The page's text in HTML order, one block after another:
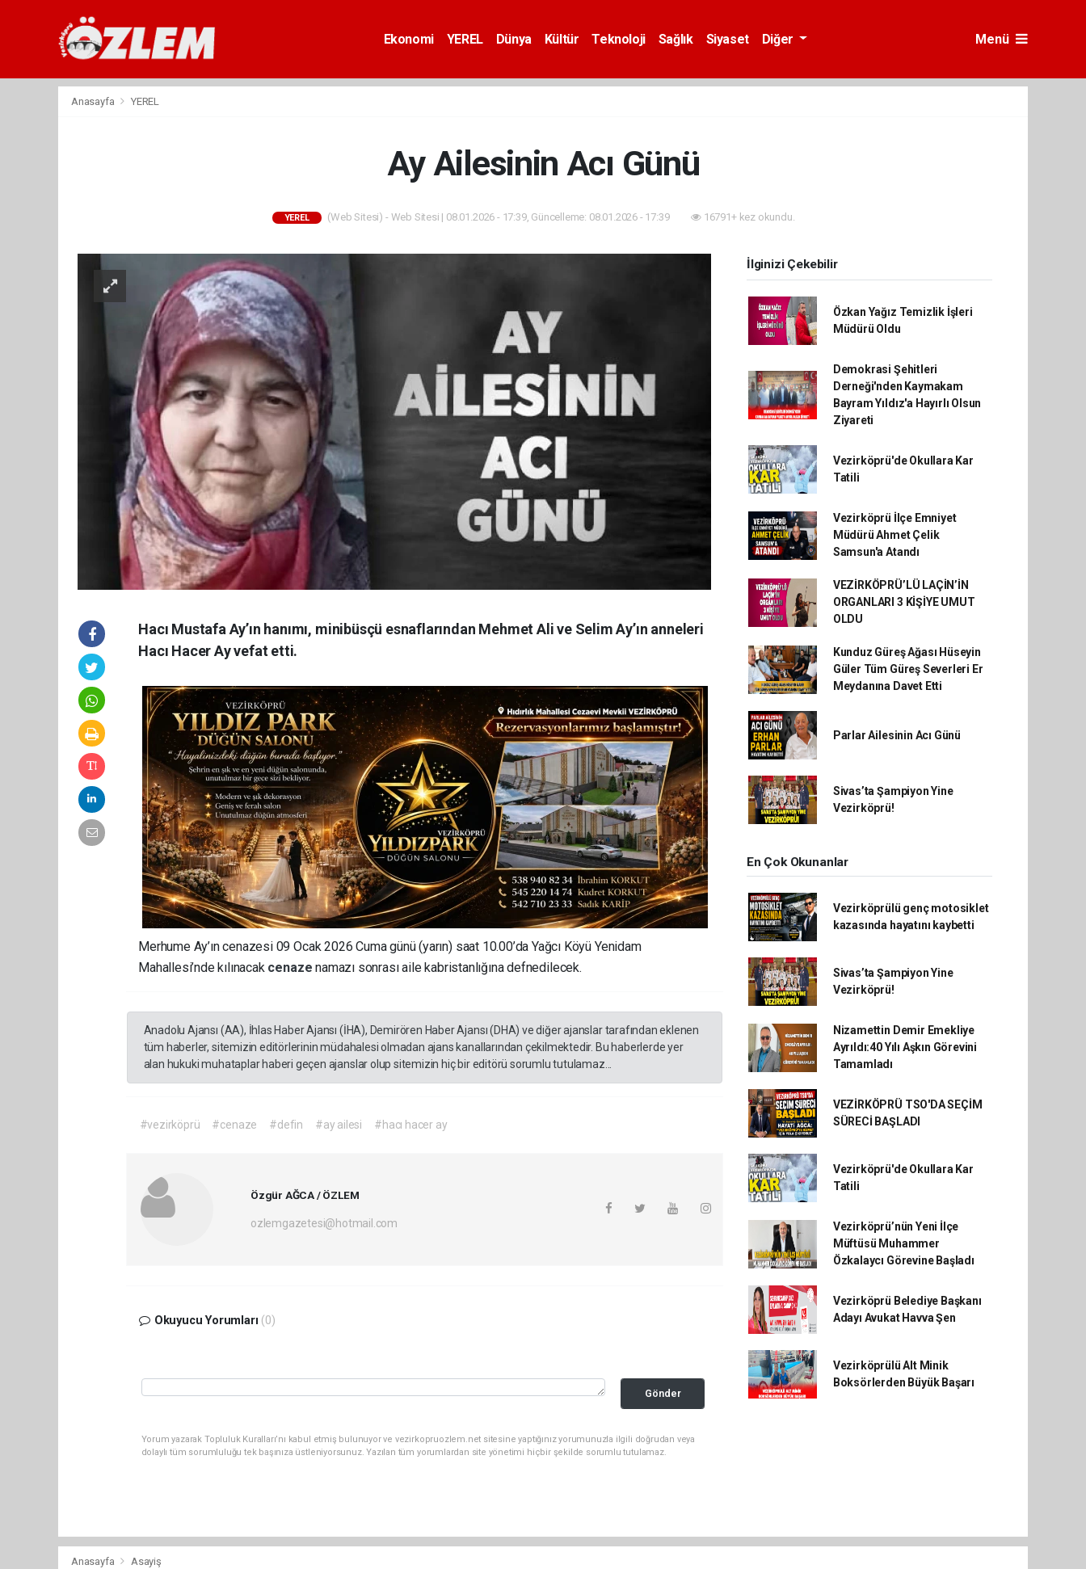
Ekonomi YEREL Dünya Kültür Teknoloji Sağlık Siyaset Diğer Menü
Anasayfa YEREL
Ay Ailesinin Acı Günü
YEREL (Web Sitesi) - Web Sitesi | 08.01.2026 - 17:39, Güncelleme: 08.01.2026 - 17:39 16791+ kez okundu.
Hacı Mustafa Ay’ın hanımı, minibüsçü esnaflarından Mehmet Ali ve Selim Ay’ın anneleri
Hacı Hacer Ay vefat etti.
Merhume Ay’ın cenazesi 09 Ocak 2026 Cuma günü (yarın) saat 10.00’da Yağcı Köyü Yenidam
Mahallesi’nde kılınacak cenazenamazı sonrası aile kabristanlığına defnedilecek.
Anadolu Ajansı (AA), İhlas Haber Ajansı (İHA), Demirören Haber Ajansı (DHA) ve diğer ajanslar tarafından eklenen
tüm haberler, sitemizin editörlerinin müdahalesi olmadan ajans kanallarından çekilmektedir. Bu haberlerde yer
alan hukuki muhataplar haberi geçen ajanslar olup sitemizin hiç bir editörü sorumlu tutulamaz...
#vezirköprü #cenaze #defin #ay ailesi #hacı hacer ay
Özgür AĞCA / ÖZLEM
ozlemgazetesi@hotmail.com
Okuyucu Yorumları (0)
Gönder
Yorum yazarak Topluluk Kuralları’nı kabul etmiş bulunuyor ve vezirkopruozlem.net sitesine yaptığınız yorumunuzla ilgili doğrudan veya
dolaylı tüm sorumluluğu tek başınıza üstleniyorsunuz. Yazılan tüm yorumlardan site yönetimi hiçbir şekilde sorumlu tutulamaz.
İlginizi Çekebilir
Özkan Yağız Temizlik İşleri
Müdürü Oldu
Demokrasi Şehitleri
Derneği'nden Kaymakam
Bayram Yıldız'a Hayırlı Olsun
Ziyareti
Vezirköprü'de Okullara Kar
Tatili
Vezirköprü İlçe Emniyet
Müdürü Ahmet Çelik
Samsun'a Atandı
VEZİRKÖPRÜ’LÜ LAÇİN’İN
ORGANLARI 3 KİŞİYE UMUT
OLDU
Kunduz Güreş Ağası Hüseyin
Güler Tüm Güreş Severleri Er
Meydanına Davet Etti
Parlar Ailesinin Acı Günü
Sivas’ta Şampiyon Yine
Vezirköprü!
En Çok Okunanlar
Vezirköprülü genç motosiklet
kazasında hayatını kaybetti
Sivas’ta Şampiyon Yine
Vezirköprü!
Nizamettin Demir Emekliye
Ayrıldı:40 Yılı Aşkın Görevini
Tamamladı
VEZİRKÖPRÜ TSO'DA SEÇİM
SÜRECİ BAŞLADI
Vezirköprü'de Okullara Kar
Tatili
Vezirköprü’nün Yeni İlçe
Müftüsü Muhammer
Özkalaycı Görevine Başladı
Vezirköprü Belediye Başkanı
Adayı Avukat Havva Şen
Vezirköprülü Alt Minik
Boksörlerden Büyük Başarı
Anasayfa Asayiş